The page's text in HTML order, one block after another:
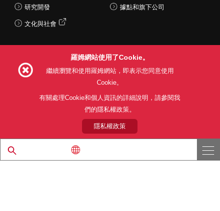
研究開發
文化與社會
據點和旗下公司
利用目的 隱私權政策
關於本公司產品銷售之標準條款(PDF)
© 1997 - 2026 ROHM CO., LTD. ALL RIGHTS RESERVED.
羅姆網站使用了Cookie。
繼續瀏覽和使用羅姆網站，即表示您同意使用
Cookie。
有關處理Cookie和個人資訊的詳細說明，請參閱我
們的隱私權政策。
隱私權政策